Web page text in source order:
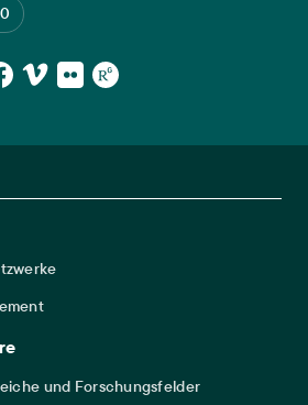
und Forschungsfelder